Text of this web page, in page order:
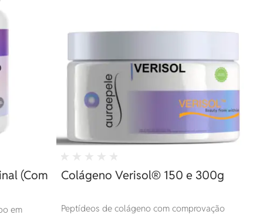
(Com
em
Colágeno Verisol® 150 e 300g
Peptídeos de colágeno com comprovação